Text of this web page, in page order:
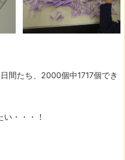
間たち、2000個中1717個でき
・・・！